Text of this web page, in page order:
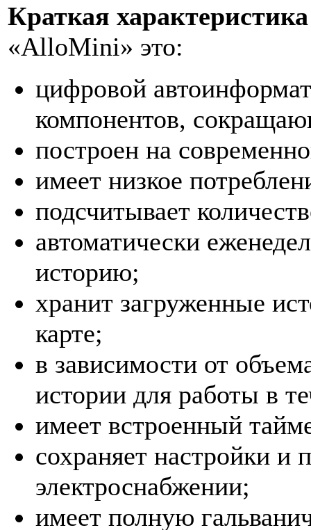
Краткая
«AlloMini» это:
цифровой
компонентов,
построен на
имеет низкое
подсчитывает
автоматически
историю;
хранит загруженные
карте;
в зависимости от
истории для работы в
имеет встроенный
сохраняет настройки и
электроснабжении;
имеет полную